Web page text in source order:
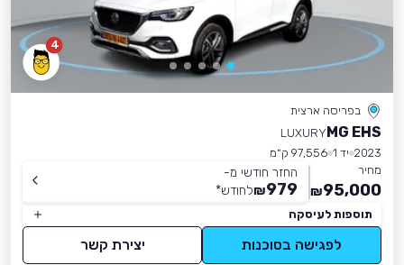
4
בפריסה ארצית
MG EHS
LUXURY
2023 יד 1
97,556 ק״מ
מחיר
95,000
₪
החזר חודשי מ-
979
₪לחודש*
תוספות לעיסקה
לפגישה בסוכנות יצירת קשר